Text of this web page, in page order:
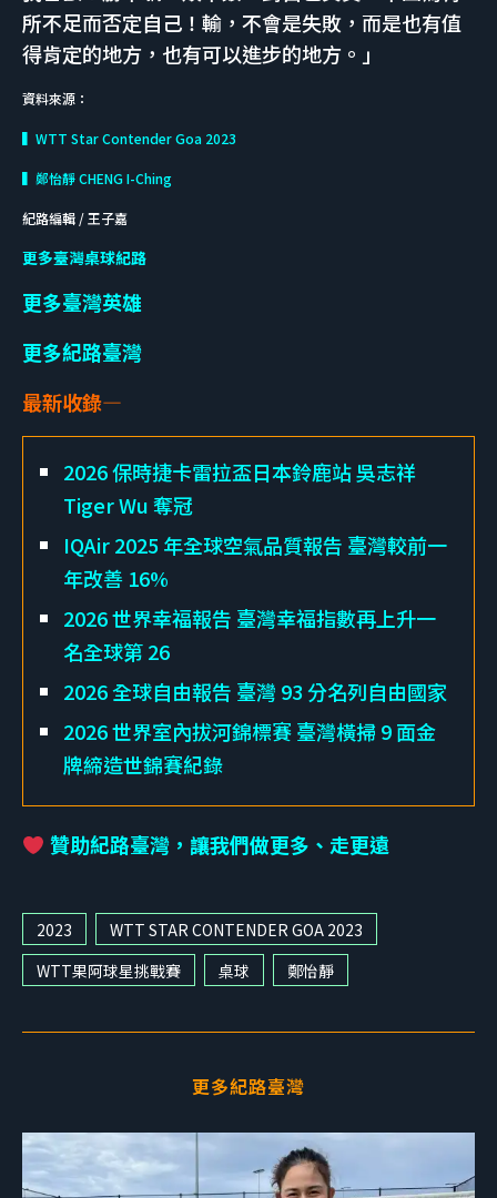
所不足而否定自己！輸，不會是失敗，而是也有值
得肯定的地方，也有可以進步的地方。」
資料來源：
▍WTT Star Contender Goa 2023
▍鄭怡靜 CHENG I-Ching
紀路編輯 / 王子嘉
更多臺灣桌球紀路
更多臺灣英雄
更多紀路臺灣
最新收錄—
2026 保時捷卡雷拉盃日本鈴鹿站 吳志祥
Tiger Wu 奪冠
IQAir 2025 年全球空氣品質報告 臺灣較前一
年改善 16%
2026 世界幸福報告 臺灣幸福指數再上升一
名全球第 26
2026 全球自由報告 臺灣 93 分名列自由國家
2026 世界室內拔河錦標賽 臺灣橫掃 9 面金
牌締造世錦賽紀錄
贊助紀路臺灣，讓我們做更多、走更遠
2023
WTT STAR CONTENDER GOA 2023
WTT果阿球星挑戰賽
桌球 鄭怡靜
更多紀路臺灣